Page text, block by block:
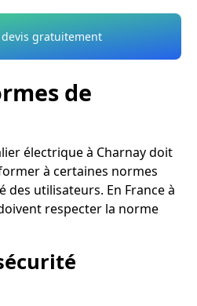
gratuitement
de
électrique à Charnay doit
à certaines normes
utilisateurs. En France à
respecter la norme